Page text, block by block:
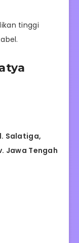
tinggi
Salatiga,
Jawa Tengah